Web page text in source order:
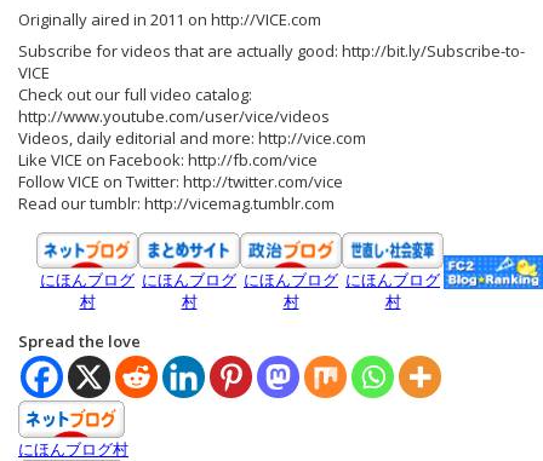
Originally aired in 2011 on http://VICE.com
Subscribe for videos that are actually good: http://bit.ly/Subscribe-to-
VICE
Check out our full video catalog:
http://www.youtube.com/user/vice/videos
Videos, daily editorial and more: http://vice.com
Like VICE on Facebook: http://fb.com/vice
Follow VICE on Twitter: http://twitter.com/vice
Read our tumblr: http://vicemag.tumblr.com
にほんブログ
村
にほんブログ
村
にほんブログ
村
にほんブログ
村
Spread the love
にほんブログ村